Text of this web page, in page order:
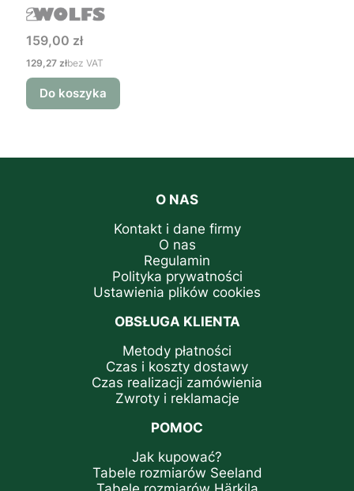
Cena
159,00 zł
Cena
129,27 złbez VAT
Do koszyka
O NAS
Kontakt i dane firmy
O nas
Regulamin
Polityka prywatności
Ustawienia plików cookies
OBSŁUGA KLIENTA
Metody płatności
Czas i koszty dostawy
Czas realizacji zamówienia
Zwroty i reklamacje
POMOC
Jak kupować?
Tabele rozmiarów Seeland